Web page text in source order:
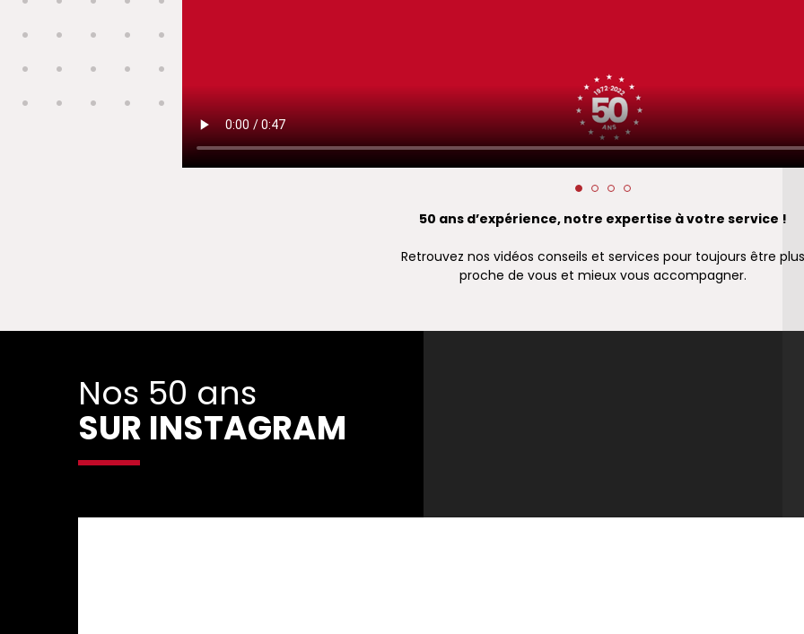
50 ans d’expérience, notre expertise à votre service !
Retrouvez nos vidéos conseils et services pour toujours être plus
proche de vous et mieux vous accompagner.
Nos 50 ans
SUR INSTAGRAM